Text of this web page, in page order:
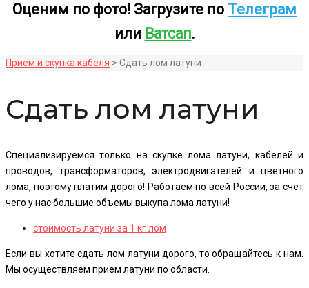
Оценим по фото! Загрузите по Телеграм
или Ватсап.
Приём и скупка кабеля > Сдать лом латуни
Сдать
латуни
Сдать лом латуни
Специализируемся только на скупке лома латуни, кабелей и
проводов, трансформаторов, электродвигателей и цветного
лома, поэтому платим дорого! Работаем по всей России, за счет
чего у нас большие объемы выкупа лома латуни!
стоимость латуни за 1 кг лом
Если вы хотите сдать лом латуни дорого, то обращайтесь к нам.
Мы осуществляем прием латуни по области.